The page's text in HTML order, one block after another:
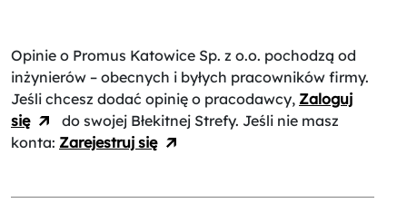
Opinie o Promus Katowice Sp. z o.o. pochodzą od
inżynierów – obecnych i byłych pracowników firmy.
Jeśli chcesz dodać opinię o pracodawcy, Zaloguj
się
do swojej Błekitnej Strefy. Jeśli nie masz
konta: Zarejestruj się